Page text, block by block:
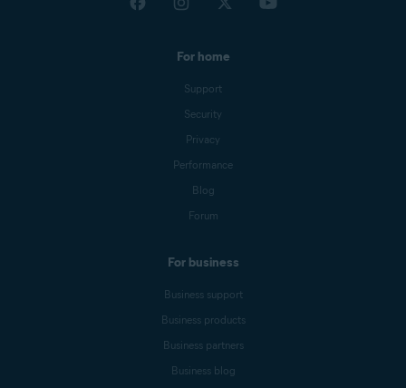
For home
Support
Security
Privacy
Performance
Blog
Forum
For business
Business support
Business products
Business partners
Business blog